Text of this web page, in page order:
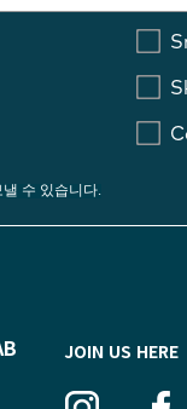
수 있습니다.
JOIN US HERE